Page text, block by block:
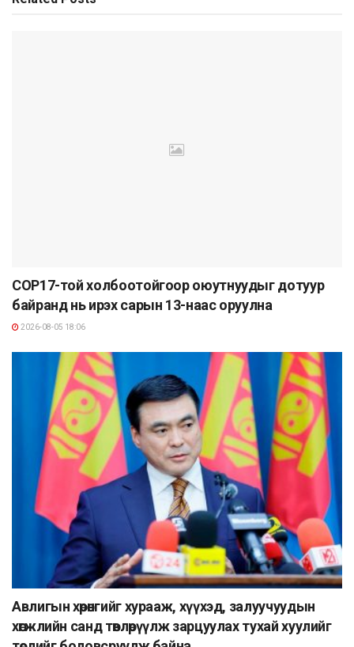
COP17-той холбоотойгоор оюутнуудыг дотуур
байранд нь ирэх сарын 13-наас оруулна
2026-08-05 18:06
Авлигын хөрөнгийг хурааж, хүүхэд, залуучуудын
хөгжлийн санд төвлөрүүлж зарцуулах тухай хуулийг